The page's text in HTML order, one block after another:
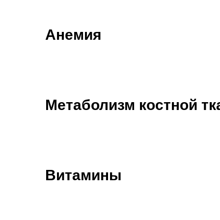
Анемия
Метаболизм костной
Витамины